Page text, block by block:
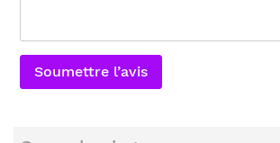
Soumettre l’avis